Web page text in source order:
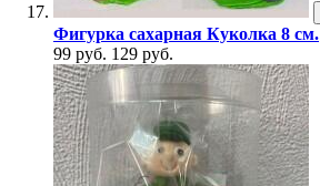
Фигурка сахарная Куколка 8 см.
99 руб. 129 руб.